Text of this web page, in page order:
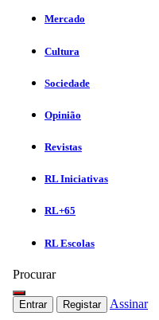
Mercado
Cultura
Sociedade
Opinião
Revistas
RL Iniciativas
RL+65
RL Escolas
Procurar
Entrar Registar Assinar